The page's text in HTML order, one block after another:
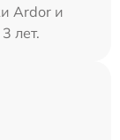
Ardor и
лет.